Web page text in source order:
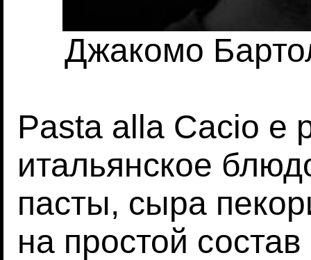
Джакомо
Pasta alla Cacio e
итальянское
пасты, сыра
на простой